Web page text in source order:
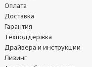
Оплата
Доставка
Гарантия
Техподдержка
Драйвера и инструкции
Лизинг